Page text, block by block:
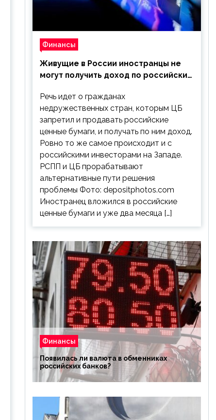
Финансы
Живущие в России иностранцы не
могут получить доход по российским
Речь идет о гражданах
недружественных стран, которым ЦБ
запретил и продавать российские
ценные бумаги, и получать по ним доход.
Ровно то же самое происходит и с
российскими инвесторами на Западе.
РСПП и ЦБ прорабатывают
альтернативные пути решения
проблемы Фото: depositphotos.com
Иностранец вложился в российские
ценные бумаги и уже два месяца […]
Финансы
Появилась ли валюта в обменниках
российских банков?